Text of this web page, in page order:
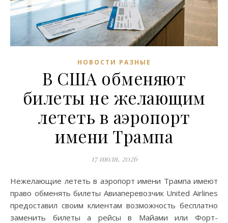
НОВОСТИ РАЗНЫЕ
В США обменяют
билеты не желающим
лететь в аэропорт
имени Трампа
17 июля, 2026
Нежелающие лететь в аэропорт имени Трампа имеют
право обменять билеты Авиаперевозчик United Airlines
предоставил своим клиентам возможность бесплатно
заменить билеты а рейсы в Майами или Форт-